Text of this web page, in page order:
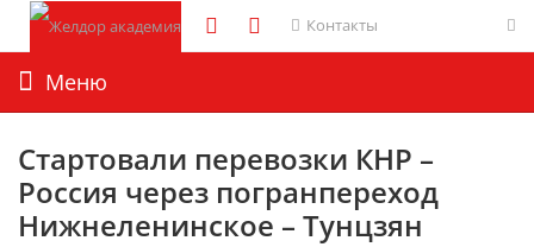
Контакты
Меню
Стартовали перевозки КНР –
Россия через погранпереход
Нижнеленинское – Тунцзян